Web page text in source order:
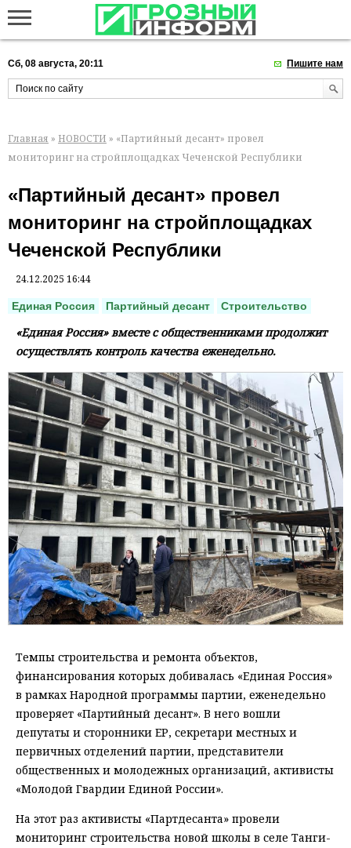
Сб, 08 августа, 20:11 Пишите нам
Главная » НОВОСТИ » «Партийный десант» провел
мониторинг на стройплощадках Чеченской Республики
«Партийный десант» провел
мониторинг на стройплощадках
Чеченской Республики
24.12.2025 16:44
Единая Россия Партийный десант Строительство
«Единая Россия» вместе с общественниками продолжит
осуществлять контроль качества еженедельно.
Темпы строительства и ремонта объектов,
финансирования которых добивалась «Единая Россия»
в рамках Народной программы партии, еженедельно
проверяет «Партийный десант». В него вошли
депутаты и сторонники ЕР, секретари местных и
первичных отделений партии, представители
общественных и молодежных организаций, активисты
«Молодой Гвардии Единой России».
На этот раз активисты «Партдесанта» провели
мониторинг строительства новой школы в селе Танги-